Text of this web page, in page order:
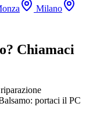
Milano
Chiamaci
portaci il PC